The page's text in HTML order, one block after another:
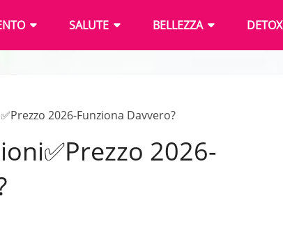
SALUTE BELLEZZA DETOX
2026-Funziona Davvero?
2026-